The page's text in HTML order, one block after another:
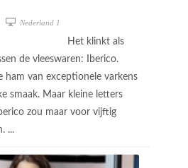
Nederland 1
Het klinkt als
de vleeswaren: Iberico.
ham van exceptionele varkens
smaak. Maar kleine letters
zou maar voor vijftig
...